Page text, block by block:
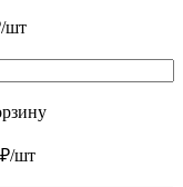
/шт
₽/шт